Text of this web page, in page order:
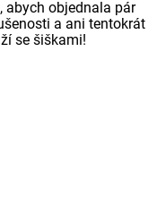
abych objednala pár
a ani tentokrát
se šiškami!